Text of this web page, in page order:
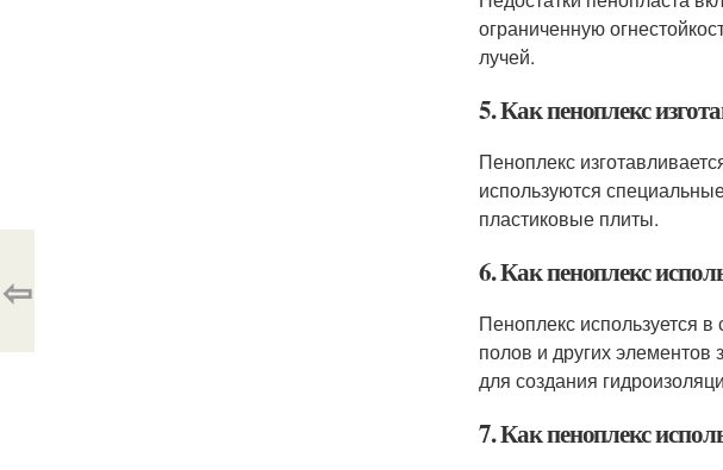
ограниченную
лучей.
5. Как пеноплекс
Пеноплекс
используются
пластиковые плиты.
6. Как пеноплекс
Пеноплекс используется
полов и других элементов
для создания
7. Как пеноплекс
⇦